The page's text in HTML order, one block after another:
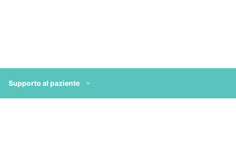
Supporto al paziente